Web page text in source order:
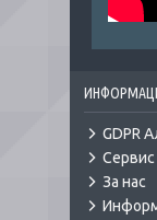
GDPR
Сервис
За нас